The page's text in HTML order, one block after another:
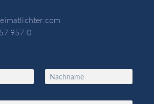
957 0
Nachname